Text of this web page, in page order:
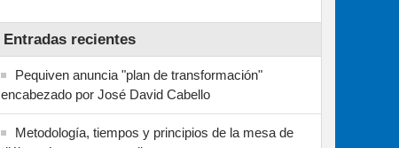
Entradas recientes
Pequiven anuncia "plan de transformación"
encabezado por José David Cabello
Metodología, tiempos y principios de la mesa de